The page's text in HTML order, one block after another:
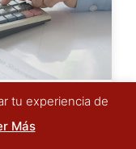
República
de ventas
de
tu experiencia de
Más